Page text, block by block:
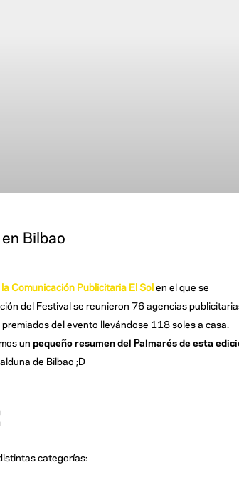
Bilbao
Comunicación Publicitaria El Solen el que se
del Festival se reunieron 76 agencias
del evento llevándose 118 soles a casa.
un pequeño resumen del Palmarés de esta
de Bilbao ;D
categorías: